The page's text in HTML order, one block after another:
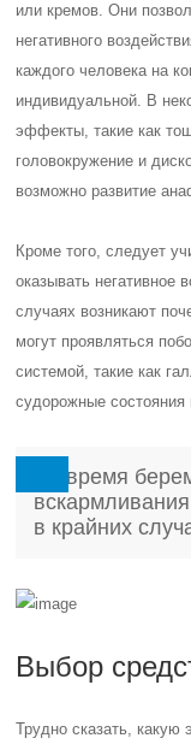
или кремов. Они
негативного
каждого человека на
индивидуальной. В
эффекты, такие как
головокружение и
возможно развитие
Кроме того, следует
оказывать негативное
случаях возникают
могут проявляться
системой, такие как
судорожные состояния
Во время
в крайних
Выбор
Трудно сказать,